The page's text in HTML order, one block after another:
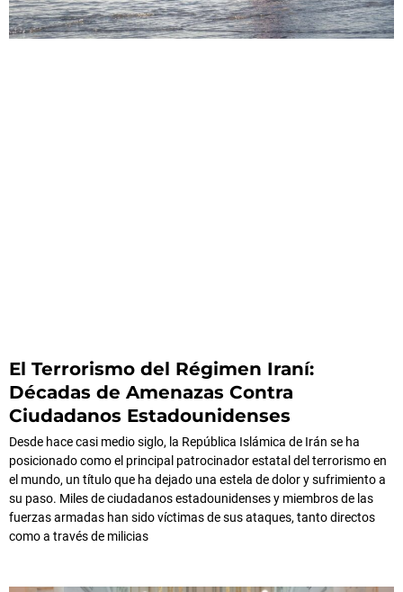
El Terrorismo del Régimen Iraní:
Décadas de Amenazas Contra
Ciudadanos Estadounidenses
Desde hace casi medio siglo, la República Islámica de Irán se ha
posicionado como el principal patrocinador estatal del terrorismo en
el mundo, un título que ha dejado una estela de dolor y sufrimiento a
su paso. Miles de ciudadanos estadounidenses y miembros de las
fuerzas armadas han sido víctimas de sus ataques, tanto directos
como a través de milicias